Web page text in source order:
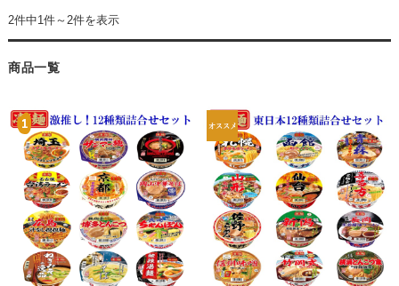
2件中1件～2件を表示
商品一覧